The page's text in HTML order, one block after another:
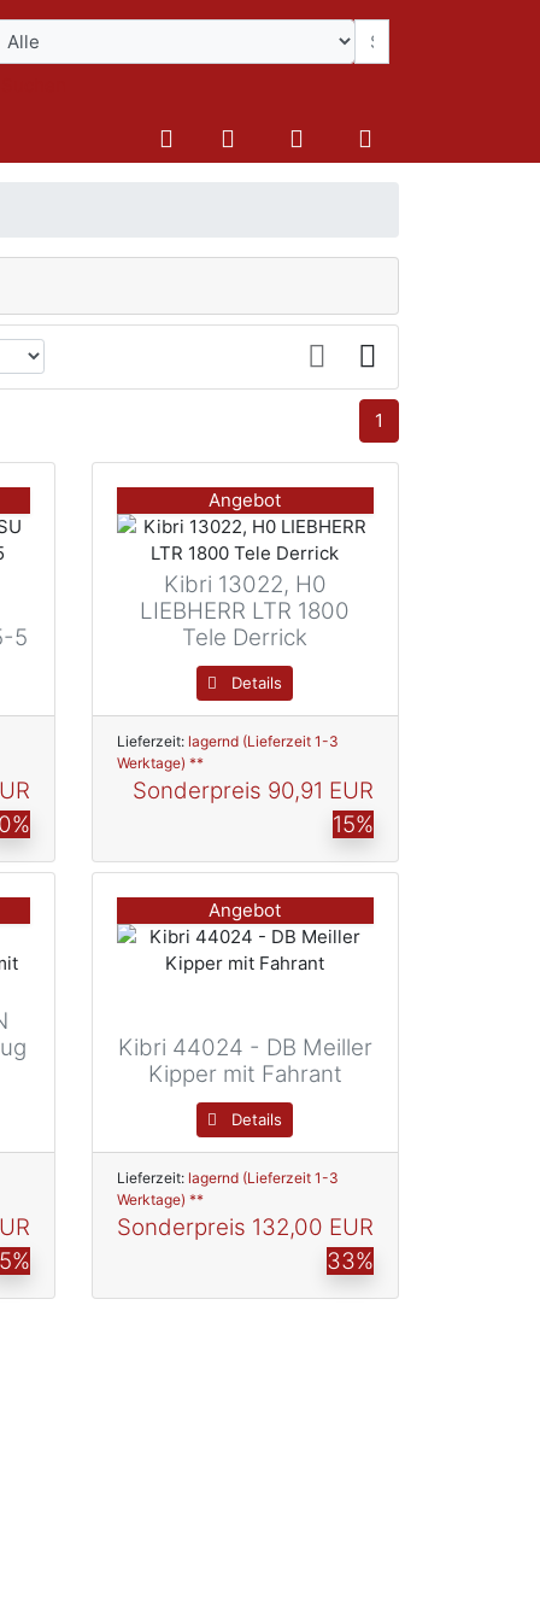
1
5
Angebot
Kibri 13022, H0
LIEBHERR LTR 1800
Tele Derrick
Details
Lieferzeit: lagernd (Lieferzeit 1-3
Werktage) **
Sonderpreis 90,91 EUR
15%
Angebot
Kibri 44024 - DB Meiller
Kipper mit Fahrant
Details
Lieferzeit: lagernd (Lieferzeit 1-3
Werktage) **
Sonderpreis 132,00 EUR
33%